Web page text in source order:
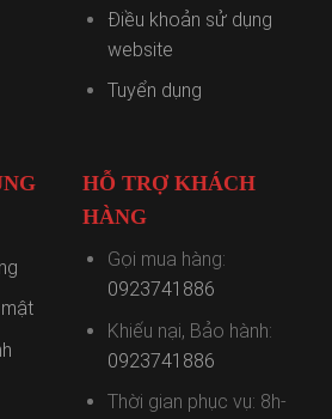
Điều khoản sử dụng
website
Tuyển dụng
HỖ TRỢ KHÁCH
HÀNG
Gọi mua hàng:
0923741886
Khiếu nại, Bảo hành:
0923741886
Thời gian phục vụ: 8h-